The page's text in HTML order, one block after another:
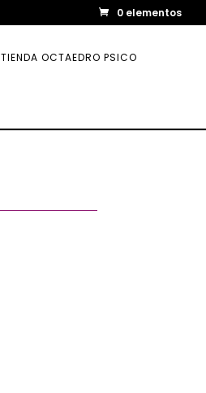
0 elementos
TIENDA OCTAEDRO PSICO